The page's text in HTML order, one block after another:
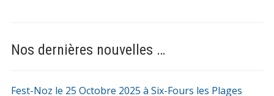
Nos dernières nouvelles …
Fest-Noz le 25 Octobre 2025 à Six-Fours les Plages